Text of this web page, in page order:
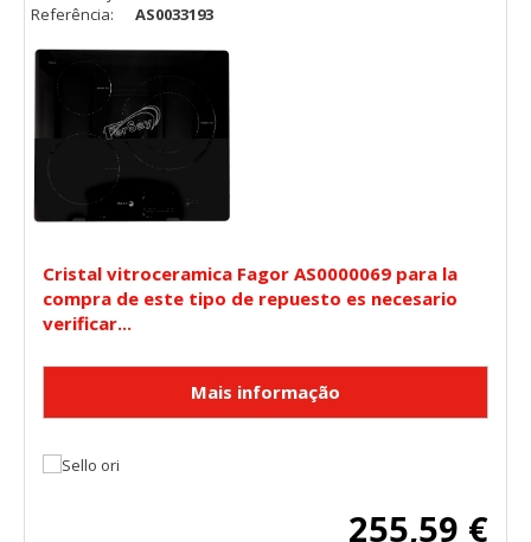
Cristal vitroceramica Fagor AS0000069 para la
compra de este tipo de repuesto es necesario
verificar...
255,59 €
Referência:
AS0033193